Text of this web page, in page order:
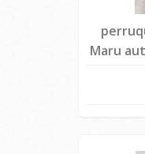
Maru